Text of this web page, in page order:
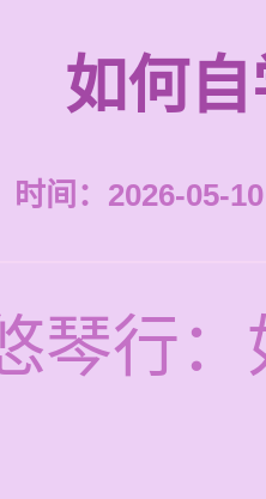
如何
时间：2026-05-
琴行